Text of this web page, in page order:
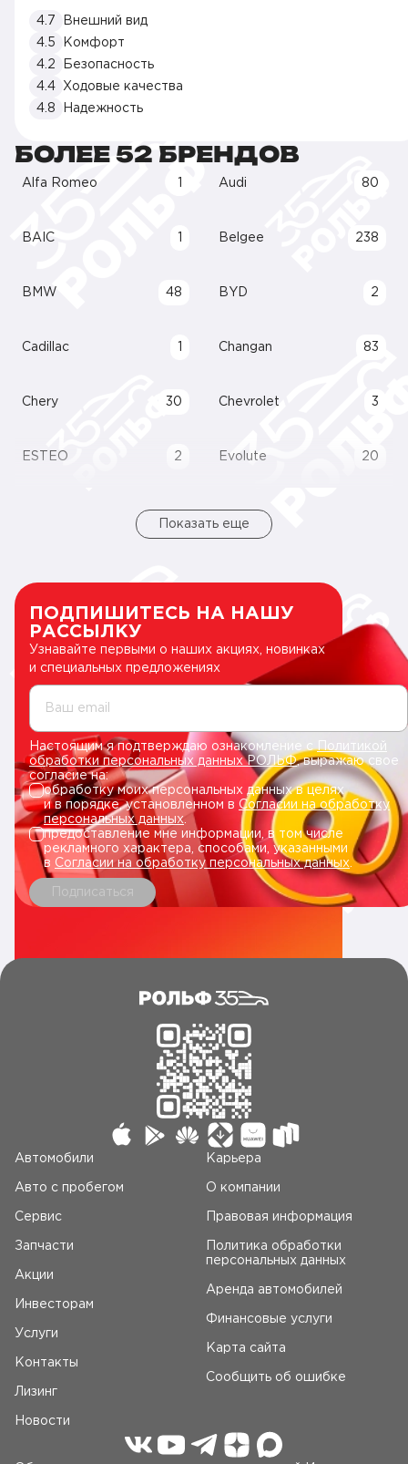
4.7
Внешний вид
4.5
Комфорт
4.2
Безопасность
4.4
Ходовые качества
4.8
Надежность
БОЛЕЕ 52 БРЕНДОВ
Alfa Romeo Audi 80
BAIC Belgee 238
BMW 48 BYD 2
Cadillac Changan 83
Chery 30 Chevrolet 3
ESTEO 2 Evolute 20
Показать еще
ПОДПИШИТЕСЬ НА НАШУ
РАССЫЛКУ
Узнавайте первыми о наших акциях, новинках
и специальных предложениях
Ваш email
Настоящим я подтверждаю ознакомление сПолитикой
обработки персональных данных РОЛЬФ, выражаю свое
согласие на:
обработку моих персональных данных в целях
и в порядке, установленном в Согласии на обработку
персональных данных.
предоставление мне информации, в том числе
рекламного характера, способами, указанными
в Согласии на обработку персональных данных
Подписаться
Автомобили
Авто c пробегом
Сервис
Запчасти
Акции
Инвесторам
Услуги
Контакты
Лизинг
Новости
Карьера
О компании
Правовая информация
Политика обработки
персональных данных
Аренда автомобилей
Финансовые услуги
Карта сайта
Сообщить об ошибке